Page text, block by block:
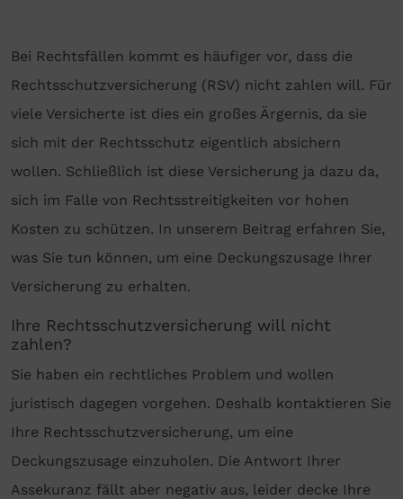
Bei Rechtsfällen kommt es häufiger vor, dass die
Rechtsschutzversicherung (RSV) nicht zahlen will. Für
viele Versicherte ist dies ein großes Ärgernis, da sie
sich mit der Rechtsschutz eigentlich absichern
wollen. Schließlich ist diese Versicherung ja dazu da,
sich im Falle von Rechtsstreitigkeiten vor hohen
Kosten zu schützen. In unserem Beitrag erfahren Sie,
was Sie tun können, um eine Deckungszusage Ihrer
Versicherung zu erhalten.
Ihre Rechtsschutzversicherung will nicht
zahlen?
Sie haben ein rechtliches Problem und wollen
juristisch dagegen vorgehen. Deshalb kontaktieren Sie
Ihre Rechtsschutzversicherung, um eine
Deckungszusage einzuholen. Die Antwort Ihrer
Assekuranz fällt aber negativ aus, leider decke Ihre